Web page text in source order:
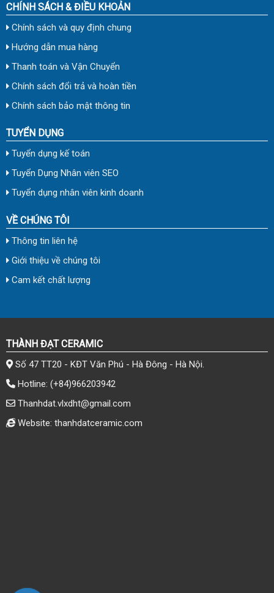
CHÍNH SÁCH & ĐIỀU KHOẢN
Chính sách và quy định chung
Hướng dẫn mua hàng
Thanh toán và Vận Chuyển
Chính sách đổi trả và hoàn tiền
Chính sách bảo mật thông tin
TUYỂN DỤNG
Tuyển dụng kế toán
Tuyển Dụng Nhân viên SEO
Tuyển dụng nhân viên kinh doanh
VỀ CHÚNG TÔI
Thông tin liên hệ
Giới thiệu về chúng tôi
Cam kết chất lượng
THÀNH ĐẠT CERAMIC
Số 47 TT20 - KĐT Văn Phú - Hà Đông - Hà Nội.
Hotline: (+84)966203942
Thanhdat.vlxdht@gmail.com
Website: thanhdatceramic.com